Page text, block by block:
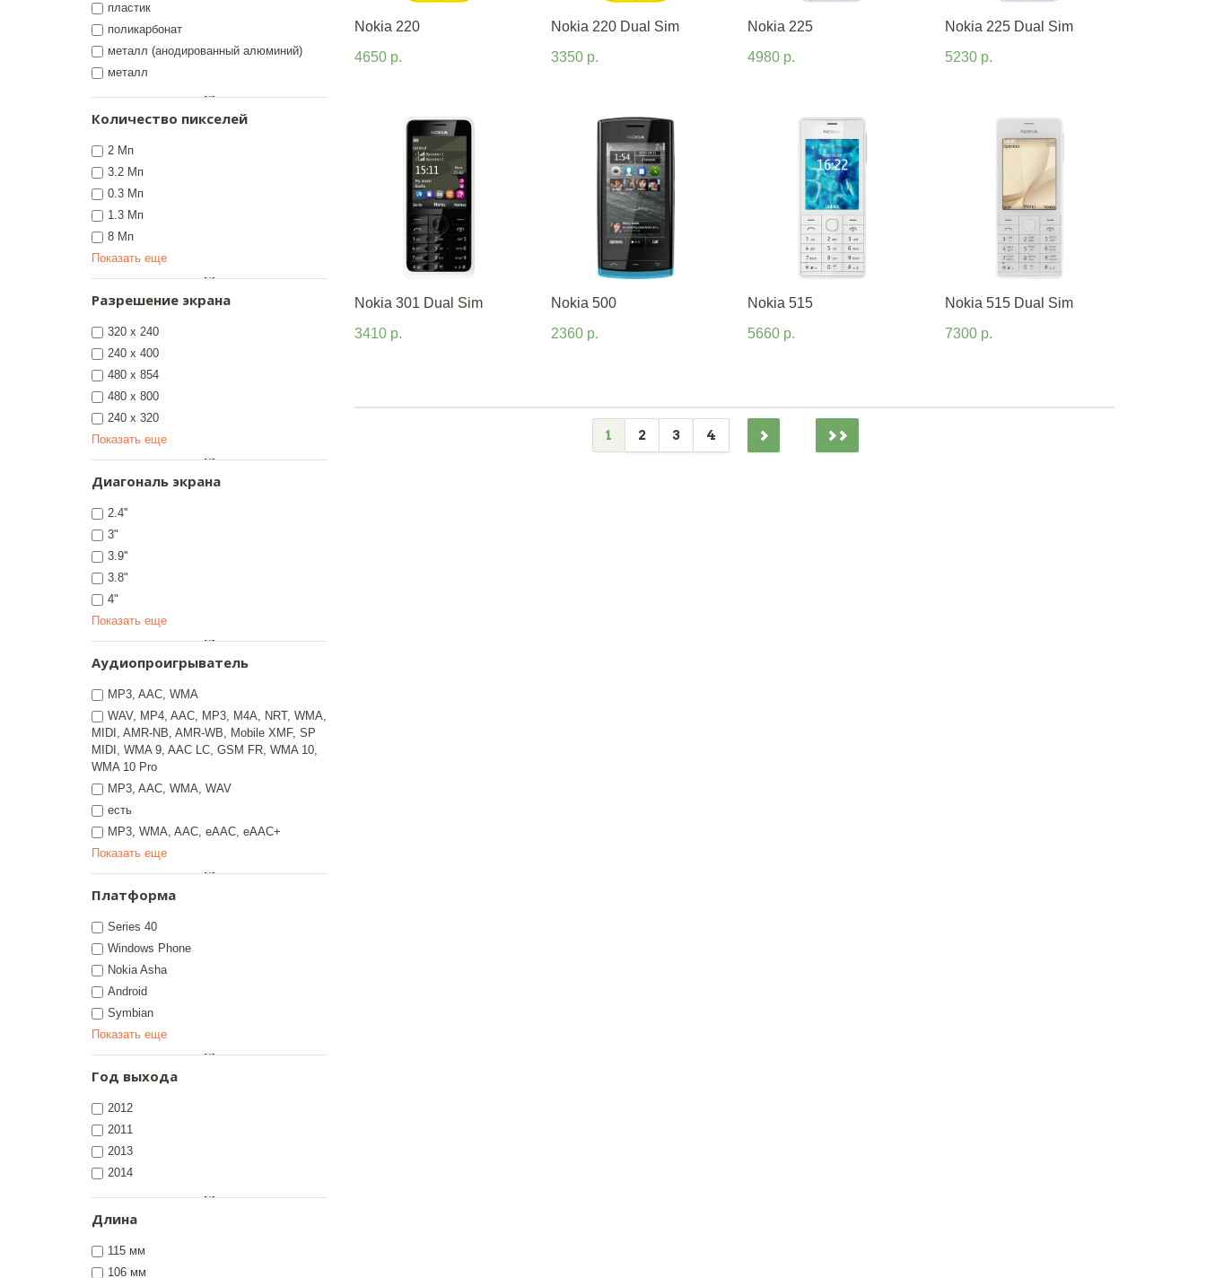
пластик
поликарбонат
металл (анодированный алюминий)
металл
Количество пикселей
2 Мп
3.2 Мп
0.3 Мп
1.3 Мп
8 Мп
Показать еще
Разрешение экрана
320 x 240
240 x 400
480 x 854
480 x 800
240 x 320
Показать еще
Диагональ экрана
2.4''
3"
3.9''
3.8"
4"
Показать еще
Аудиопроигрыватель
MP3, AAC, WMA
WAV, MP4, AAC, MP3, M4A, NRT, WMA,
MIDI, AMR-NB, AMR-WB, Mobile XMF, SP
MIDI, WMA 9, AAC LC, GSM FR, WMA 10,
WMA 10 Pro
MP3, AAC, WMA, WAV
есть
MP3, WMA, AAC, eAAC, eAAC+
Показать еще
Платформа
Series 40
Windows Phone
Nokia Asha
Android
Symbian
Показать еще
Год выхода
2012
2011
2013
2014
Длина
115 мм
106 мм
Nokia 220
4650 р.
Nokia 220 Dual Sim
3350 р.
Nokia 225
4980 р.
Nokia 225 Dual Sim
5230 р.
Nokia 301 Dual Sim
3410 р.
Nokia 500
2360 р.
Nokia 515
5660 р.
Nokia 515 Dual Sim
7300 р.
1 2 3 4